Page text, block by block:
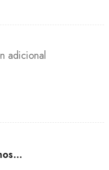
adicional